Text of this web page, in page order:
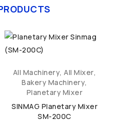
All Machinery,All Mixer,
Bakery Machinery,
Planetary Mixer
SINMAG Planetary Mixer
SM-200C